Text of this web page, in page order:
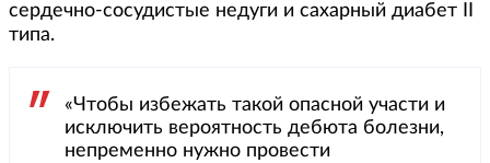
сердечно-сосудистые недуги и сахарный диабет II
типа.
«Чтобы избежать такой опасной участи и
исключить вероятность дебюта болезни,
непременно нужно провести